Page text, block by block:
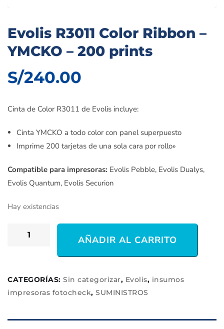
Evolis R3011 Color Ribbon –
YMCKO – 200 prints
S/240.00
Cinta de Color R3011 de Evolis incluye:
Cinta YMCKO a todo color con panel superpuesto
Imprime 200 tarjetas de una sola cara por rollo»
Compatible para impresoras: Evolis Pebble, Evolis Dualys,
Evolis Quantum, Evolis Securion
Hay existencias
AÑADIR AL CARRITO
CATEGORÍAS: Sin categorizar, Evolis, insumos
impresoras fotocheck, SUMINISTROS